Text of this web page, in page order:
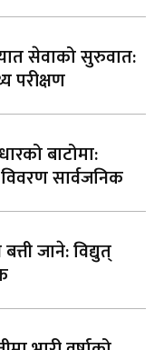
सेवाको सुरुवात:
परीक्षण
बाटोमा:
विवरण सार्वजनिक
जाने: विद्युत्